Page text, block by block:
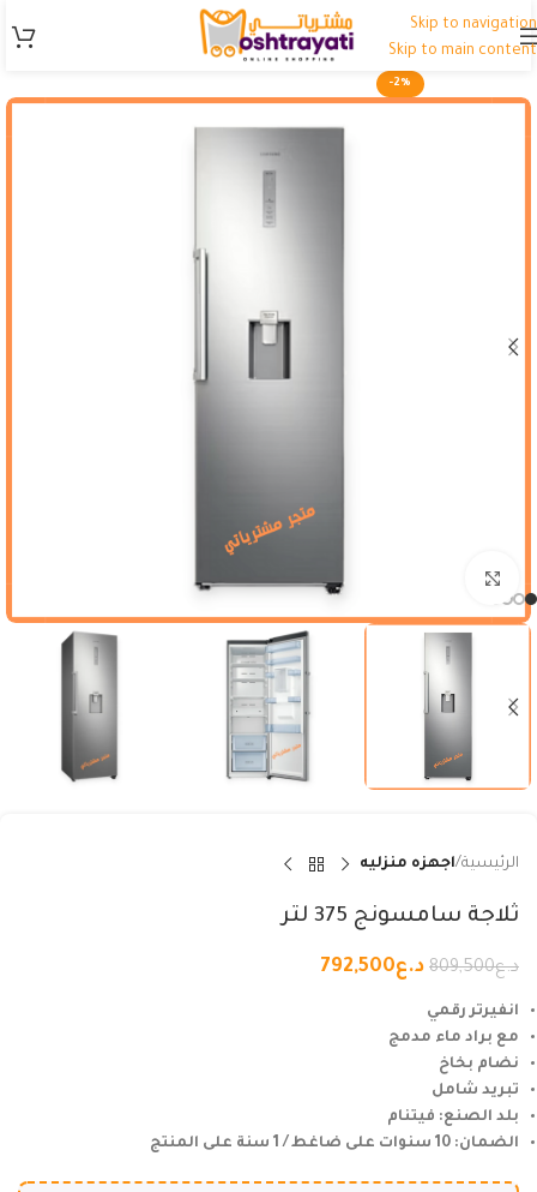
Skip to navigation
Skip to main content
-2%
الرئيسية اجهزه منزليه
ثلاجة سامسونج 375 لتر
د.ع809,500 د.ع792,500
انفيرتر رقمي
مع براد ماء مدمج
نضام بخاخ
تبريد شامل
بلد الصنع: فيتنام
الضمان: 10 سنوات على ضاغط / 1 سنة على المنتج